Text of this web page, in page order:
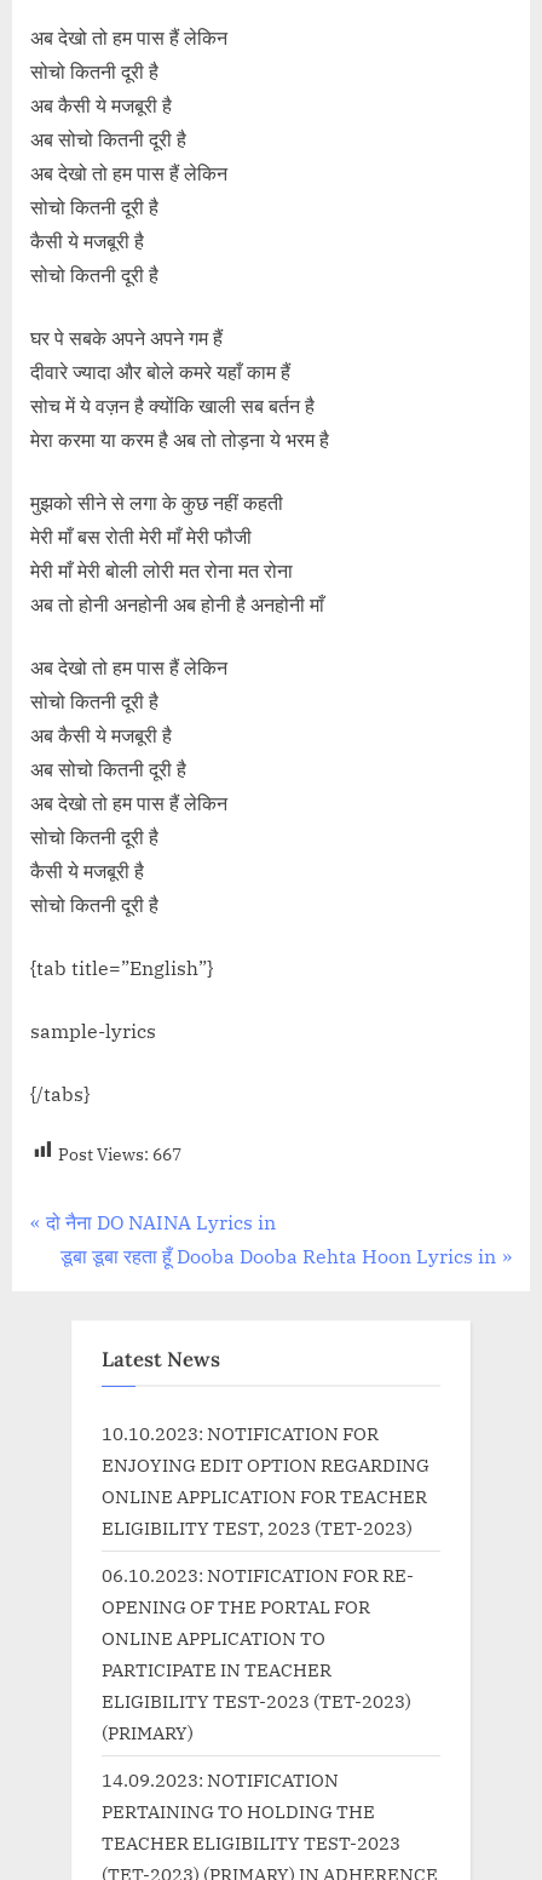
अब देखो तो हम पास हैं लेकिन
सोचो कितनी दूरी है
अब कैसी ये मजबूरी है
अब सोचो कितनी दूरी है
अब देखो तो हम पास हैं लेकिन
सोचो कितनी दूरी है
कैसी ये मजबूरी है
सोचो कितनी दूरी है
घर पे सबके अपने अपने गम हैं
दीवारे ज्यादा और बोले कमरे यहाँ काम हैं
सोच में ये वज़न है क्योंकि खाली सब बर्तन है
मेरा करमा या करम है अब तो तोड़ना ये भरम है
मुझको सीने से लगा के कुछ नहीं कहती
मेरी माँ बस रोती मेरी माँ मेरी फौजी
मेरी माँ मेरी बोली लोरी मत रोना मत रोना
अब तो होनी अनहोनी अब होनी है अनहोनी माँ
अब देखो तो हम पास हैं लेकिन
सोचो कितनी दूरी है
अब कैसी ये मजबूरी है
अब सोचो कितनी दूरी है
अब देखो तो हम पास हैं लेकिन
सोचो कितनी दूरी है
कैसी ये मजबूरी है
सोचो कितनी दूरी है
{tab title=”English”}
sample-lyrics
{/tabs}
Post Views: 667
Post
navigation
P
दो नैना DO NAINA Lyrics in
N
डूबा डूबा रहता हूँ Dooba Dooba Rehta Hoon Lyrics in
Latest News
10.10.2023: NOTIFICATION FOR
ENJOYING EDIT OPTION REGARDING
ONLINE APPLICATION FOR TEACHER
ELIGIBILITY TEST, 2023 (TET-2023)
06.10.2023: NOTIFICATION FOR RE-
OPENING OF THE PORTAL FOR
ONLINE APPLICATION TO
PARTICIPATE IN TEACHER
ELIGIBILITY TEST-2023 (TET-2023)
(PRIMARY)
14.09.2023: NOTIFICATION
PERTAINING TO HOLDING THE
TEACHER ELIGIBILITY TEST-2023
(TET-2023) (PRIMARY) IN ADHERENCE